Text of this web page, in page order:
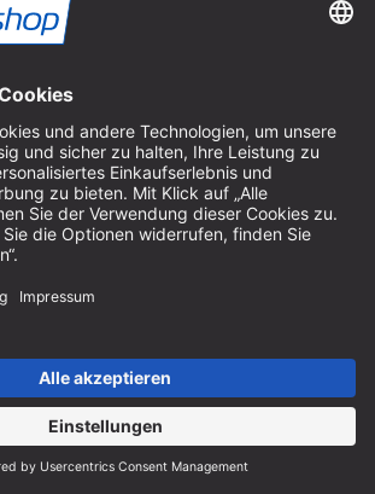
ab 150 Euro Bestellwert innerhalb
Standard-Paketgrößen - ausgenommen
kann die MwSt. an der Kasse variieren.